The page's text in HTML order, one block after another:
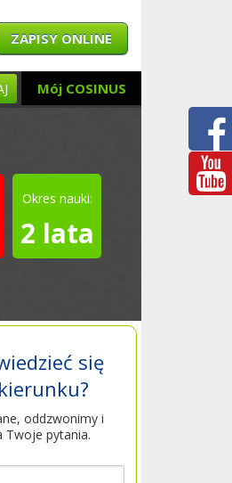
ZAPISY ONLINE
Mój COSINUS
Okres nauki:
2 lata
się
oddzwonimy i
Twoje pytania.